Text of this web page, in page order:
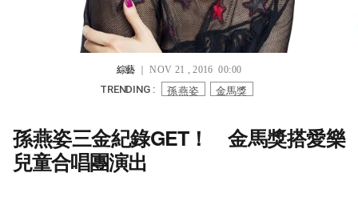
綜藝｜ NOV 21 , 2016 00:00
TRENDING : 孫燕姿 金馬獎
孫燕姿三金紀錄GET！ 金馬獎搭愛樂
兒童合唱團演出